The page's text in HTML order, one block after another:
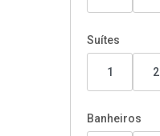
Suítes
1 2
Banheiros